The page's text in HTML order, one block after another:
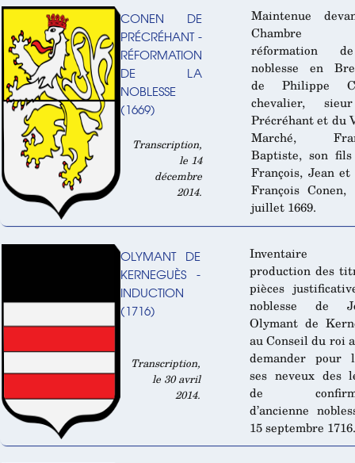
CONEN DE
PRÉCRÉHANT -
RÉFORMATION
DE LA
NOBLESSE
(1669)
Transcription,
le 14
décembre
2014.
Maintenue
réformation
noblesse en
de Philippe
chevalier,
Précréhant et du
Marché,
Baptiste, son
François, Jean
François
juillet 1669.
OLYMANT DE
KERNEGUÈS -
INDUCTION
(1716)
Transcription,
le 30 avril
2014.
production des
pièces
noblesse de
Olymant de
au Conseil du roi
demander pour
ses neveux des
de
d’ancienne
15 septembre 1716.